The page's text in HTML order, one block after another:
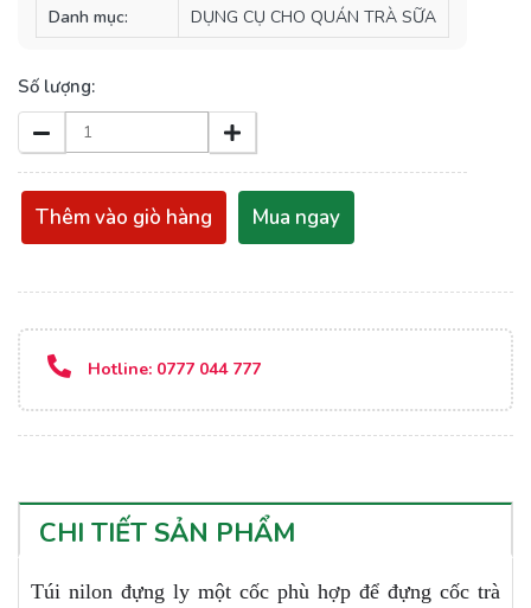
Danh mục:
DỤNG CỤ CHO QUÁN TRÀ SỮA
Số lượng:
Thêm vào giò hàng Mua ngay
Hotline: 0777 044 777
CHI TIẾT SẢN PHẨM
Túi nilon đựng ly một cốc phù hợp để đựng cốc trà